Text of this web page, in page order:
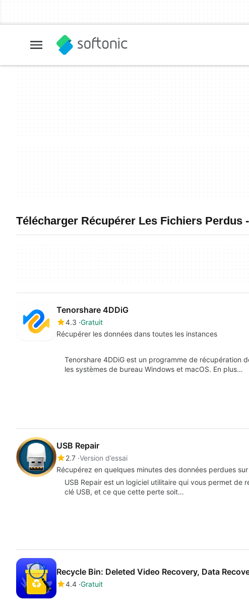
Télécharger Récupérer Les Fichiers
Tenorshare 4DDiG
4.3 Gratuit
Récupérer les données dans toutes les instances
Tenorshare 4DDiG est un programme de récupération
les systèmes de bureau Windows et macOS. En plus…
USB Repair
2.7 Version d’essai
Récupérez en quelques minutes des données perdues
USB Repair est un logiciel utilitaire qui vous permet de
clé USB, et ce que cette perte soit…
Recycle Bin: Deleted Video Recovery, Data
4.4 Gratuit